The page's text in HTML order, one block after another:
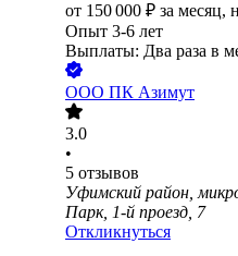
от 150 000 ₽ за месяц,
Опыт 3-6 лет
Выплаты: Два раза в
ООО ПК Азимут
3.0
•
5 отзывов
Уфимский район,
Парк, 1-й проезд, 7
Откликнуться